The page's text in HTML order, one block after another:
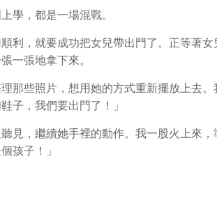
學，都是一場混戰。
利，就要成功把女兒帶出門了。正等著
一張地拿下來。
那些照片，想用她的方式重新擺放上去
子，我們要出門了！」
見，繼續她手裡的動作。我一股火上來
孩子！」